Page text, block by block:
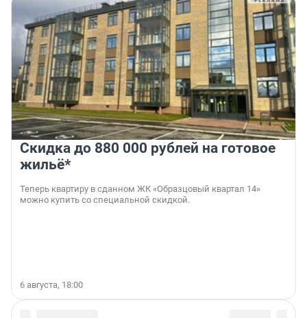
Скидка до 880 000 рублей на готовое
жильё*
Теперь квартиру в сданном ЖК «Образцовый квартал 14»
можно купить со специальной скидкой.
6 августа, 18:00